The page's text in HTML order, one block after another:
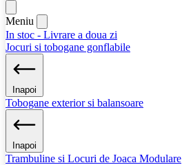
Meniu
In stoc - Livrare a doua zi
Jocuri si tobogane gonflabile
Inapoi
Tobogane exterior si balansoare
Inapoi
Trambuline si Locuri de Joaca Modulare